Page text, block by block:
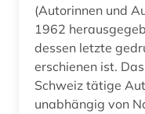
sammlung (1)
schriftsteller (5)
(Autorinnen und
1962
dessen letzte
erschienen ist.
Schweiz tätige
unabhängig von